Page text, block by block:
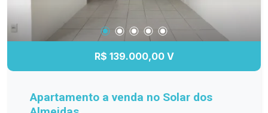
valorização ao imóvel. Se você procura um
apartamento moderno, bem equipado e pronto
para receber sua família, esta é a oportunidade
ideal! Entre em contato e agende sua visita!
R$ 139.000,00 V
Apartamento a venda no Solar dos